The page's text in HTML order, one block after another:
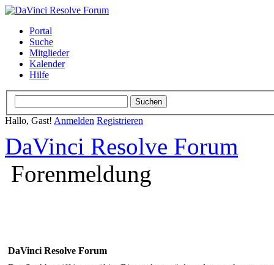
Portal
Suche
Mitglieder
Kalender
Hilfe
Hallo, Gast! Anmelden Registrieren
DaVinci Resolve Forum
Forenmeldung
DaVinci Resolve Forum